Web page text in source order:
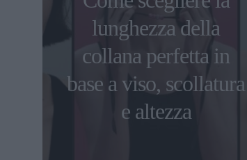
lunghezza della
collana perfetta in
base a viso, scollatura
e altezza